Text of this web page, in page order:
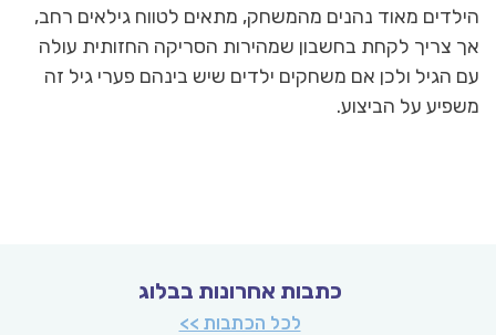
הילדים מאוד נהנים מהמשחק, מתאים לטווח גילאים רחב,
אך צריך לקחת בחשבון שמהירות הסריקה החזותית עולה
עם הגיל ולכן אם משחקים ילדים שיש בינהם פערי גיל זה
משפיע על הביצוע.
כתבות אחרונות בבלוג
לכל הכתבות >>